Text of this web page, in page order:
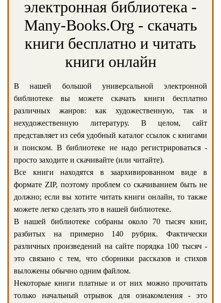
электронная библиотека -
Many-Books.Org - скачать
книги бесплатно и читать
книги онлайн
В нашей большой универсальной электронной
библиотеке вы можете скачать книги бесплатно
различных жанров: как художественную, так и
нехудожественную литературу. В целом, сайт
представляет из себя удобный каталог ссылок с книгами
и поиском. В библиотеке не надо регистрироваться -
просто заходите и скачивайте (или читайте).
Все книги находятся в заархивированном виде в
формате ZIP, поэтому проблем со скачиванием быть не
должно; если вы хотите читать книги онлайн, то также
можете легко сделать это в нашей библиотеке.
В нашей библиотеке собраны около 70 тысяч книг,
разбитых на примерно 140 рубрик. Фактически
различных произведений на сайте порядка 100 тысяч -
это связано с тем, что сборники рассказов и стихов
выложены обычно одним файлом.
Некоторые книги платные и от них можно прочитать
только начальный отрывок для ознакомления - это